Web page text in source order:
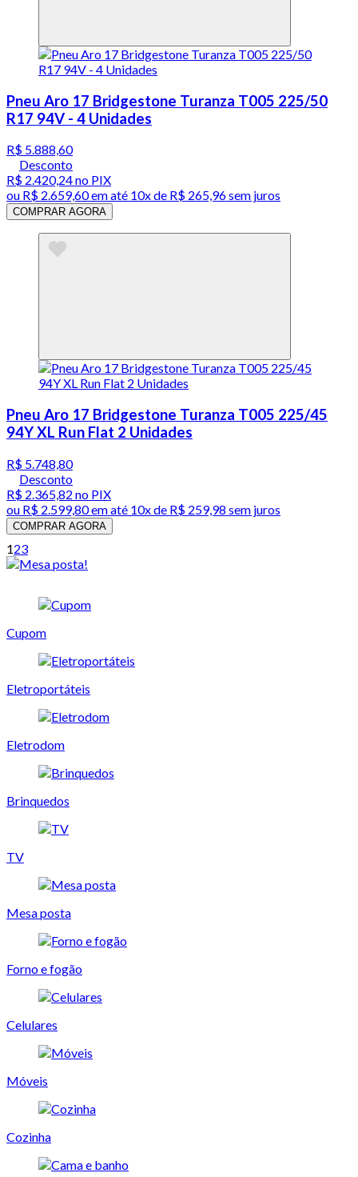
Pneu Aro 17 Bridgestone Turanza T005 225/50
R17 94V - 4 Unidades
R$ 5.888,60
Desconto
R$ 2.420,24no PIX
ou R$ 2.659,60em até 10x de R$ 265,96 sem juros
COMPRAR AGORA
Pneu Aro 17 Bridgestone Turanza T005 225/45
94Y XL Run Flat 2 Unidades
R$ 5.748,80
Desconto
R$ 2.365,82 no PIX
ou R$ 2.599,80em até 10x de R$ 259,98 sem juros
COMPRAR AGORA
123
Cupom
Eletroportáteis
Eletrodom
Brinquedos
TV
Mesa posta
Forno e fogão
Celulares
Móveis
Cozinha